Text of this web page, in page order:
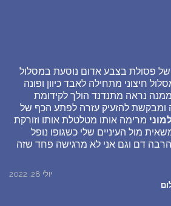
פסולת בצבע אדום נוסעת במסלול
חיצוני מתחילה לאבד כיוון ופונה
נראה מתנדנד הולך לקידומת
ומבקשת להזעיק עזרה לפתע הכף של
מרימה אותו מטלטלת אותו וזורקת
מול העיניים שלי כשגופו נופל
הרבה דם וגם אני לא מרגישה פחד שזה
יולי 28, 2022